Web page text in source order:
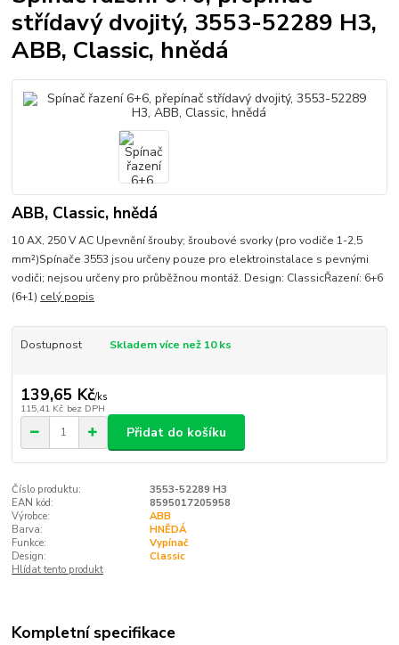
střídavý dvojitý, 3553-52289 H3,
ABB, Classic, hnědá
ABB, Classic, hnědá
10 AX, 250 V AC Upevnění šrouby; šroubové svorky (pro vodiče 1-2,5
mm²)Spínače 3553 jsou určeny pouze pro elektroinstalace s pevnými
vodiči; nejsou určeny pro průběžnou montáž. Design: ClassicŘazení: 6+6
(6+1) celý popis
Dostupnost Skladem více než 10 ks
139,65 Kč/ks
115,41 Kč bez DPH
Přidat do košíku
Číslo produktu:
3553-52289 H3
EAN kód:
8595017205958
Výrobce:
ABB
Barva:
HNĚDÁ
Funkce:
Vypínač
Design:
Classic
Hlídat tento produkt
Kompletní specifikace